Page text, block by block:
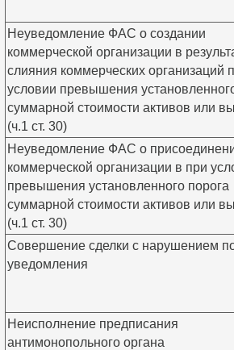
Неуведомление ФАС о создании
коммерческой организации в
слияния коммерческих организаций
условии превышения
суммарной стоимости активов или
(ч.1 ст. 30)
Неуведомление ФАС о
коммерческой организации в при
превышения установленного порога
суммарной стоимости активов или
(ч.1 ст. 30)
Совершение сделки с нарушением
уведомления
Неисполнение предписания
антимонопольного органа